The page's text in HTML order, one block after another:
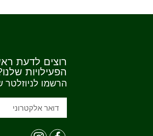
רוצים לדעת
הפעילויות
הרשמו לניוזלטר